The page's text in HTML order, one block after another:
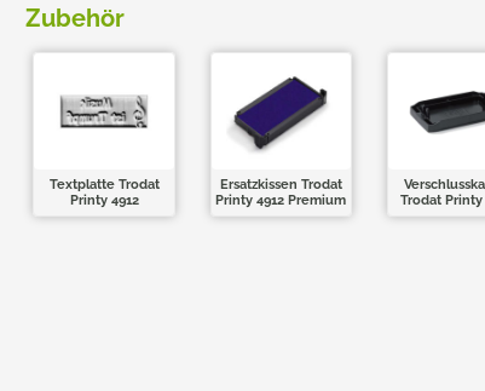
Zubehör
Textplatte Trodat
Printy 4912
Ersatzkissen Trodat
Printy 4912 Premium
Trodat Printy